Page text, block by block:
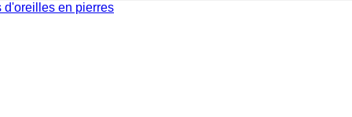
d'oreilles en pierres